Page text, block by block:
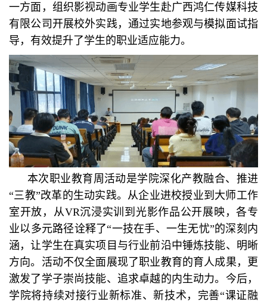
一方面，组织影视动画专业学生赴广西鸿仁传媒科技
有限公司开展校外实践，通过实地参观与模拟面试指
导，有效提升了学生的职业适应能力。
本次职业教育周活动是学院深化产教融合、推进
“三教”改革的生动实践。从企业进校授业到大师工作
室开放，从VR沉浸实训到光影作品公开展映，各专
业以多元路径诠释了“一技在手、一生无忧”的深刻内
涵，让学生在真实项目与行业前沿中锤炼技能、明晰
方向。活动不仅全面展现了职业教育的育人成果，更
激发了学子崇尚技能、追求卓越的内生动力。今后，
学院将持续对接行业新标准、新技术，完善“课证融